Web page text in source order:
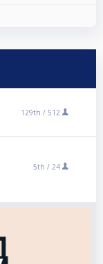
129th / 512
5th / 24